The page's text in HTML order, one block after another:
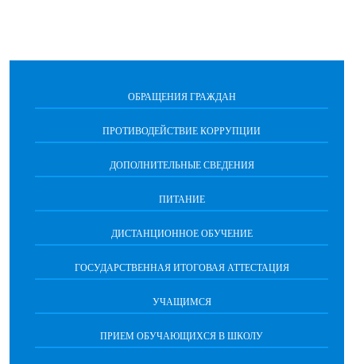
ОБРАЩЕНИЯ ГРАЖДАН
ПРОТИВОДЕЙСТВИЕ КОРРУПЦИИ
ДОПОЛНИТЕЛЬНЫЕ СВЕДЕНИЯ
ПИТАНИЕ
ДИСТАНЦИОННОЕ ОБУЧЕНИЕ
ГОСУДАРСТВЕННАЯ ИТОГОВАЯ АТТЕСТАЦИЯ
УЧАЩИМСЯ
ПРИЕМ ОБУЧАЮЩИХСЯ В ШКОЛУ